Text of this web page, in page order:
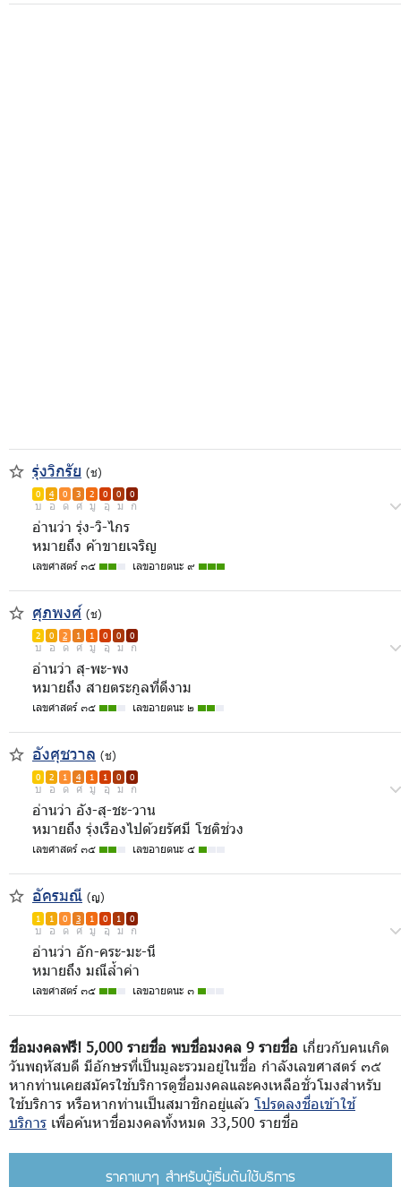
รุ่งวิกรัย (ช)
0 4 0 3 2 0 0 0
บ อ ด ศ มู อุ ม ก
อ่านว่า รุ่ง-วิ-ไกร
หมายถึง ค้าขายเจริญ
เลขศาสตร์ ๓๕ เลขอายตนะ ๙
ศุภพงศ์ (ช)
2 0 2 1 1 0 0 0
บ อ ด ศ มู อุ ม ก
อ่านว่า สุ-พะ-พง
หมายถึง สายตระกูลที่ดีงาม
เลขศาสตร์ ๓๕ เลขอายตนะ ๒
อังศุชวาล (ช)
0 2 1 4 1 1 0 0
บ อ ด ศ มู อุ ม ก
อ่านว่า อัง-สุ-ชะ-วาน
หมายถึง รุ่งเรืองไปด้วยรัศมี โชติช่วง
เลขศาสตร์ ๓๕ เลขอายตนะ ๕
อัครมณี (ญ)
1 1 0 3 1 0 1 0
บ อ ด ศ มู อุ ม ก
อ่านว่า อัก-คระ-มะ-นี
หมายถึง มณีล้ำค่า
เลขศาสตร์ ๓๕ เลขอายตนะ ๓
ชื่อมงคลฟรี! 5,000 รายชื่อ พบชื่อมงคล 9 รายชื่อ เกี่ยวกับคนเกิด
วันพฤหัสบดี มีอักษรที่เป็นมูละรวมอยู่ในชื่อ กำลังเลขศาสตร์ ๓๕
หากท่านเคยสมัครใช้บริการดูชื่อมงคลและคงเหลือชั่วโมงสำหรับ
ใช้บริการ หรือหากท่านเป็นสมาชิกอยู่แล้ว โปรดลงชื่อเข้าใช้
บริการ เพื่อค้นหาชื่อมงคลทั้งหมด 33,500 รายชื่อ
ราคาเบาๆ สำหรับผู้เริ่มต้นใช้บริการ